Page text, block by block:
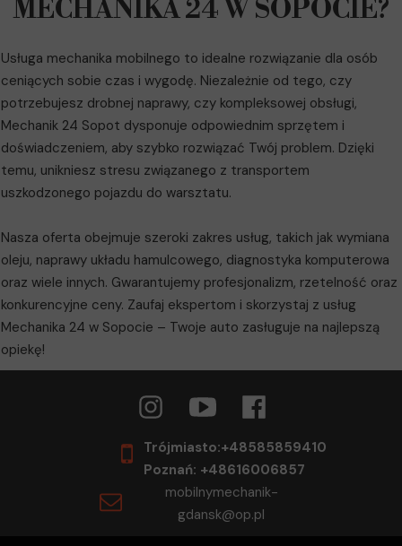
MECHANIKA 24 W SOPOCIE?
Usługa mechanika mobilnego to idealne rozwiązanie dla osób
ceniących sobie czas i wygodę. Niezależnie od tego, czy
potrzebujesz drobnej naprawy, czy kompleksowej obsługi,
Mechanik 24 Sopot dysponuje odpowiednim sprzętem i
doświadczeniem, aby szybko rozwiązać Twój problem. Dzięki
temu, unikniesz stresu związanego z transportem
uszkodzonego pojazdu do warsztatu.
Nasza oferta obejmuje szeroki zakres usług, takich jak wymiana
oleju, naprawy układu hamulcowego, diagnostyka komputerowa
oraz wiele innych. Gwarantujemy profesjonalizm, rzetelność oraz
konkurencyjne ceny. Zaufaj ekspertom i skorzystaj z usług
Mechanika 24 w Sopocie – Twoje auto zasługuje na najlepszą
opiekę!
Trójmiasto:+48585859410
Poznań: +48616006857
mobilnymechanik-
gdansk@op.pl